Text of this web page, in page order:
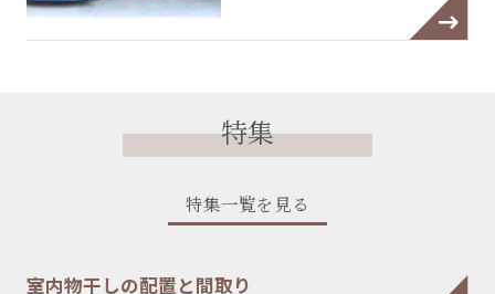
特集
特集一覧を見る
室内物干しの配置と間取り